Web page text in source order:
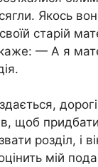
Якось
старій
— А я
щоб
розділ, і
мій